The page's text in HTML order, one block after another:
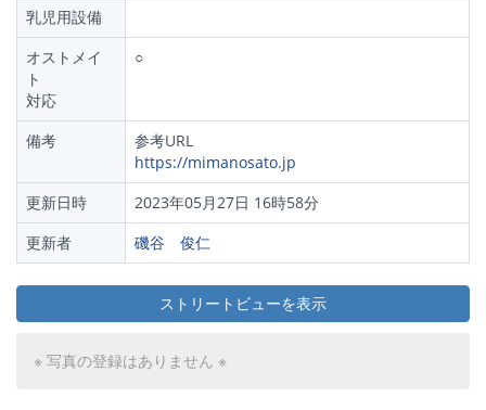
乳児用設備
オストメイ
ト
対応
○
備考
参考URL
https://mimanosato.jp
更新日時
2023年05月27日 16時58分
更新者
磯谷 俊仁
ストリートビューを表示
※ 写真の登録はありません ※